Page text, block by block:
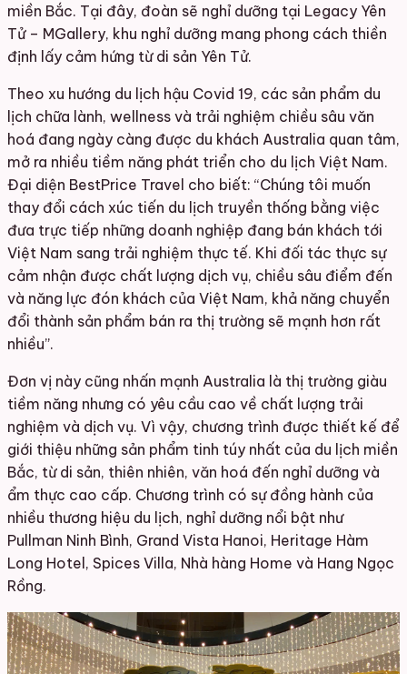
miền Bắc. Tại đây, đoàn sẽ nghỉ dưỡng tại Legacy Yên
Tử – MGallery, khu nghỉ dưỡng mang phong cách thiền
định lấy cảm hứng từ di sản Yên Tử.
Theo xu hướng du lịch hậu Covid 19, các sản phẩm du
lịch chữa lành, wellness và trải nghiệm chiều sâu văn
hoá đang ngày càng được du khách Australia quan tâm,
mở ra nhiều tiềm năng phát triển cho du lịch Việt Nam.
Đại diện BestPrice Travel cho biết: “Chúng tôi muốn
thay đổi cách xúc tiến du lịch truyền thống bằng việc
đưa trực tiếp những doanh nghiệp đang bán khách tới
Việt Nam sang trải nghiệm thực tế. Khi đối tác thực sự
cảm nhận được chất lượng dịch vụ, chiều sâu điểm đến
và năng lực đón khách của Việt Nam, khả năng chuyển
đổi thành sản phẩm bán ra thị trường sẽ mạnh hơn rất
nhiều”.
Đơn vị này cũng nhấn mạnh Australia là thị trường giàu
tiềm năng nhưng có yêu cầu cao về chất lượng trải
nghiệm và dịch vụ. Vì vậy, chương trình được thiết kế để
giới thiệu những sản phẩm tinh túy nhất của du lịch miền
Bắc, từ di sản, thiên nhiên, văn hoá đến nghỉ dưỡng và
ẩm thực cao cấp. Chương trình có sự đồng hành của
nhiều thương hiệu du lịch, nghỉ dưỡng nổi bật như
Pullman Ninh Bình, Grand Vista Hanoi, Heritage Hàm
Long Hotel, Spices Villa, Nhà hàng Home và Hang Ngọc
Rồng.